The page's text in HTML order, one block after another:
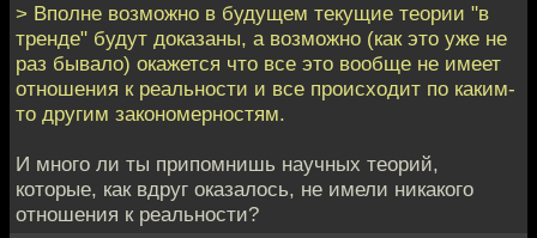
> Вполне возможно в будущем текущие теории "в
тренде" будут доказаны, а возможно (как это уже не
раз бывало) окажется что все это вообще не имеет
отношения к реальности и все происходит по каким-
то другим закономерностям.
И много ли ты припомнишь научных теорий,
которые, как вдруг оказалось, не имели никакого
отношения к реальности?